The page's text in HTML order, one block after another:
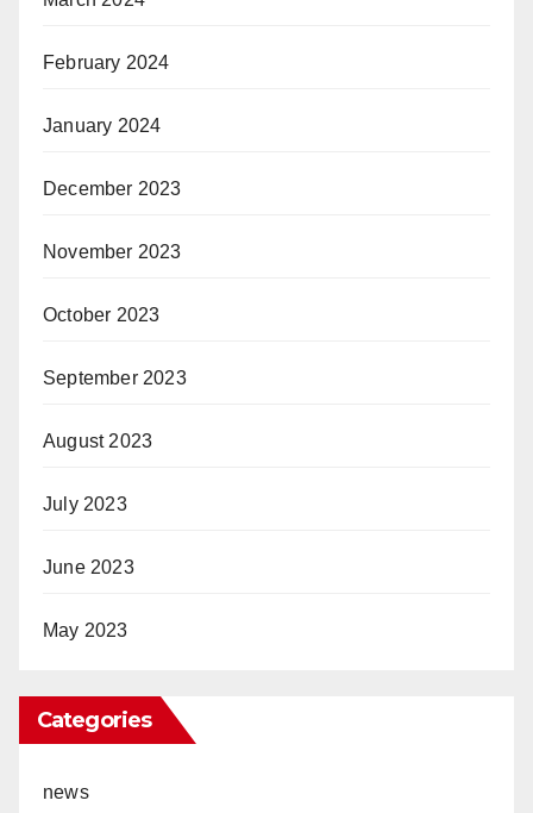
February 2024
January 2024
December 2023
November 2023
October 2023
September 2023
August 2023
July 2023
June 2023
May 2023
Categories
news